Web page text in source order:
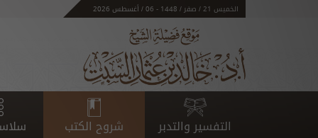
الخميس 21 / صفر / 1448 - 06 / أغسطس 2026
التفسير والتدبر شروح الكتب